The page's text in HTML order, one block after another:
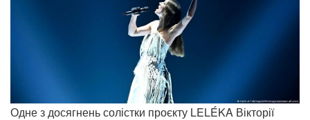
Одне з досягнень солістки проєкту LELÉKA Вікторії